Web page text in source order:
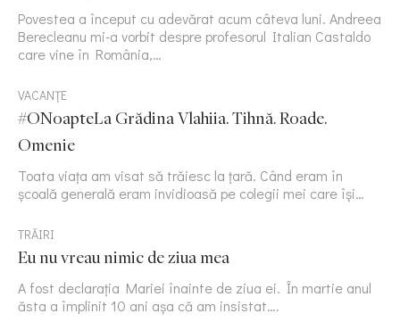
Povestea a început cu adevărat acum câteva luni. Andreea
Berecleanu mi-a vorbit despre profesorul Italian Castaldo
care vine în România,…
VACANȚE
#ONoapteLa Grădina Vlahiia. Tihnă. Roade.
Omenie
Toata viața am visat să trăiesc la țară. Când eram în
școală generală eram invidioasă pe colegii mei care își…
TRĂIRI
Eu nu vreau nimic de ziua mea
A fost declarația Mariei înainte de ziua ei. În martie anul
ăsta a împlinit 10 ani așa că am insistat….